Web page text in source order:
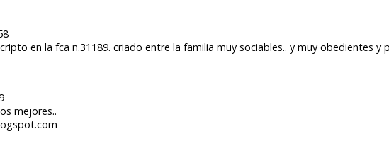
en la fca n.31189. criado entre la familia muy sociables.. y muy obedientes y
mejores..